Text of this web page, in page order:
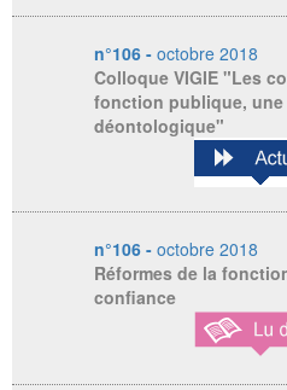
n°106 - octobre 2018
Colloque VIGIE "Les
fonction publique,
déontologique"
n°106 - octobre 2018
Réformes de la
confiance